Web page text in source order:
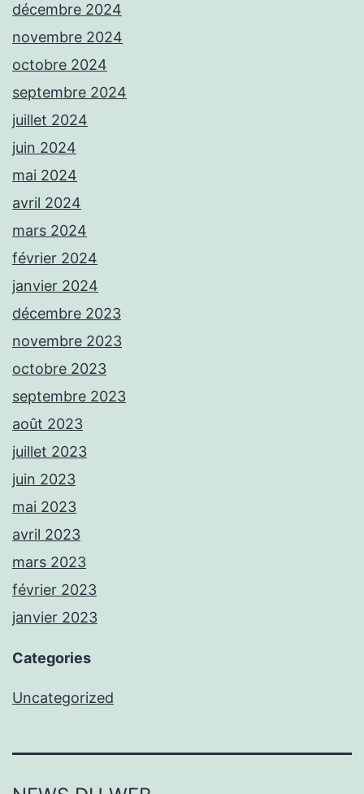
décembre 2024
novembre 2024
octobre 2024
septembre 2024
juillet 2024
juin 2024
mai 2024
avril 2024
mars 2024
février 2024
janvier 2024
décembre 2023
novembre 2023
octobre 2023
septembre 2023
août 2023
juillet 2023
juin 2023
mai 2023
avril 2023
mars 2023
février 2023
janvier 2023
Categories
Uncategorized